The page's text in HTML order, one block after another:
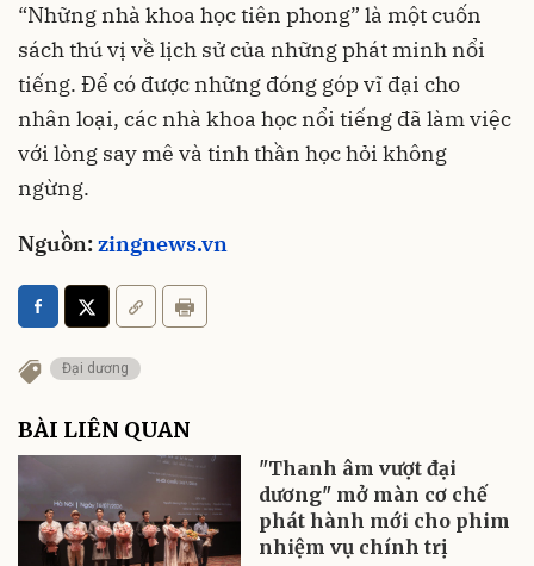
“Những nhà khoa học tiên phong” là một cuốn
sách thú vị về lịch sử của những phát minh nổi
tiếng. Để có được những đóng góp vĩ đại cho
nhân loại, các nhà khoa học nổi tiếng đã làm việc
với lòng say mê và tinh thần học hỏi không
ngừng.
Nguồn:zingnews.vn
Đại dương
BÀI LIÊN QUAN
"Thanh âm vượt đại
dương" mở màn cơ chế
phát hành mới cho phim
nhiệm vụ chính trị